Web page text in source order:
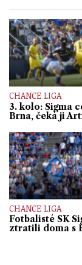
CHANCE LIGA
3. kolo: Sigma
Brna, čeká ji
CHANCE LIGA
Fotbalisté SK
ztratili doma s